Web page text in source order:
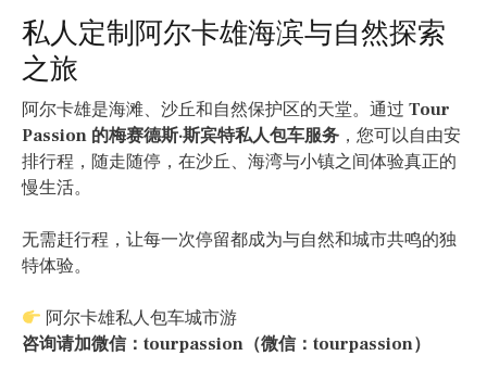
私人定制阿尔卡雄海滨与自然探索
之旅
阿尔卡雄是海滩、沙丘和自然保护区的天堂。通过 Tour
Passion 的梅赛德斯·斯宾特私人包车服务 ，您可以自由安
排行程，随走随停，在沙丘、海湾与小镇之间体验真正的
慢生活。
无需赶行程，让每一次停留都成为与自然和城市共鸣的独
特体验。
阿尔卡雄私人包车城市游
咨询请加微信：tourpassion（微信：tourpassion）